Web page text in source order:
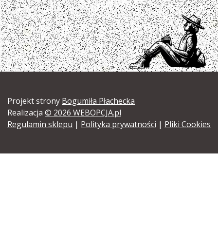
Projekt strony Bogumiła Płachecka
Realizacja © 2026 WEBOPCJA.pl
Regulamin sklepu | Polityka prywatności | Pliki Cookies